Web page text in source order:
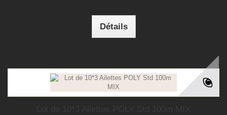
Détails